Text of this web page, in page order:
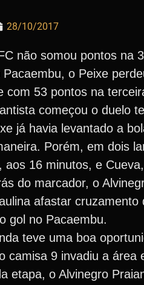
28/10/2017
não somou pontos na
Pacaembu, o Peixe
com 53 pontos na
começou o duelo
já havia levantado a
Porém, em dois
aos 16 minutos, e
do marcador, o
afastar
gol no Pacaembu.
teve uma boa
camisa 9 invadiu a
etapa, o Alvinegro